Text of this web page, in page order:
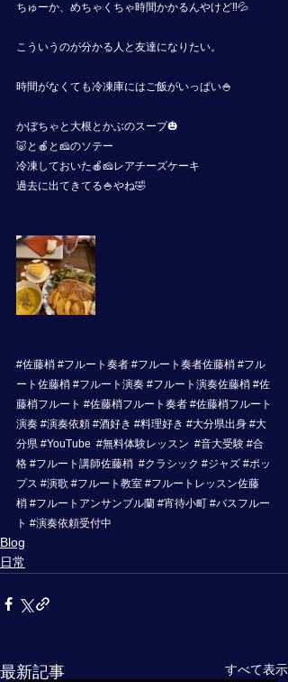
ちゅーか、めちゃくちゃ時間かかるんやけど‼️💦
こういうのが分かる人と友達になりたい。
時間がなくても冷凍庫にはご飯がいっぱい🍚
かぼちゃと大根とかぶのスープ🎃
🐷と🍎と🧀のソテー
冷凍しておいた🍎🧀レアチーズケーキ
過去に出てきてる🍚やね🤣
#佐藤梢 #フルート奏者 #フルート奏者佐藤梢 #フル
ート佐藤梢 #フルート演奏 #フルート演奏佐藤梢 #佐
藤梢フルート #佐藤梢フルート奏者 #佐藤梢フルート
演奏 #演奏依頼 #酒好き #料理好き #大分県出身 #大
分県 #YouTube #無料体験レッスン #音大受験 #合
格 #フルート講師佐藤梢 #クラシック #ジャズ #ポッ
プス #演歌 #フルート教室 #フルートレッスン佐藤
梢 #フルートアンサンブル蘭 #宵待小町 #バスフルー
ト #演奏依頼受付中
Blog
日常
最新記事 すべて表示